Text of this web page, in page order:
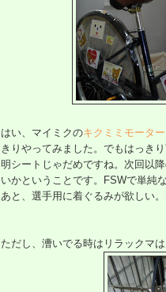
はい、マイミクのキクミミモーター
きりやってみました。でもはっき
明シートじゃだめですね。次回以
いかということです。FSWで単純
あと、選手用に着ぐるみが欲しい。
ただし、漕いでる時はリラックマは